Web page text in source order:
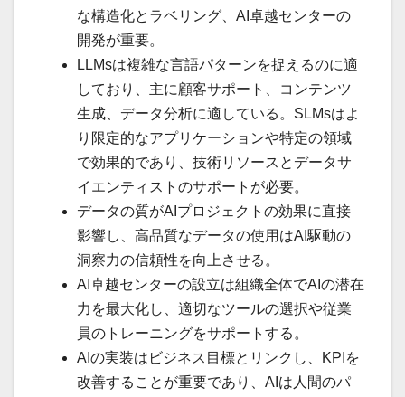
な構造化とラベリング、AI卓越センターの
開発が重要。
LLMsは複雑な言語パターンを捉えるのに適
しており、主に顧客サポート、コンテンツ
生成、データ分析に適している。SLMsはよ
り限定的なアプリケーションや特定の領域
で効果的であり、技術リソースとデータサ
イエンティストのサポートが必要。
データの質がAIプロジェクトの効果に直接
影響し、高品質なデータの使用はAI駆動の
洞察力の信頼性を向上させる。
AI卓越センターの設立は組織全体でAIの潜在
力を最大化し、適切なツールの選択や従業
員のトレーニングをサポートする。
AIの実装はビジネス目標とリンクし、KPIを
改善することが重要であり、AIは人間のパ